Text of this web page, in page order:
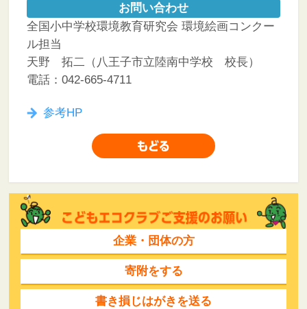
お問い合わせ
全国小中学校環境教育研究会 環境絵画コンクー
ル担当
天野 拓二（八王子市立陸南中学校 校長）
電話：042-665-4711
参考HP
企業・団体の方
寄附をする
書き損じはがきを送る